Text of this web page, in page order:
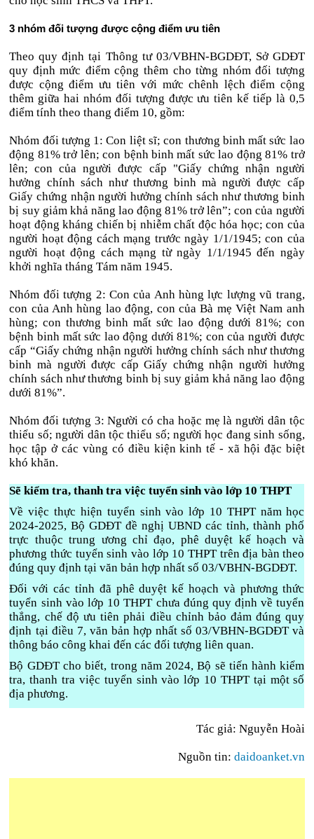
3 nhóm đối tượng được cộng điểm ưu tiên
Theo quy định tại Thông tư 03/VBHN-BGDĐT, Sở GDĐT
quy định mức điểm cộng thêm cho từng nhóm đối tượng
được cộng điểm ưu tiên với mức chênh lệch điểm cộng
thêm giữa hai nhóm đối tượng được ưu tiên kế tiếp là 0,5
điểm tính theo thang điểm 10, gồm:
Nhóm đối tượng 1: Con liệt sĩ; con thương binh mất sức lao
động 81% trở lên; con bệnh binh mất sức lao động 81% trở
lên; con của người được cấp "Giấy chứng nhận người
hưởng chính sách như thương binh mà người được cấp
Giấy chứng nhận người hưởng chính sách như thương binh
bị suy giảm khả năng lao động 81% trở lên”; con của người
hoạt động kháng chiến bị nhiễm chất độc hóa học; con của
người hoạt động cách mạng trước ngày 1/1/1945; con của
người hoạt động cách mạng từ ngày 1/1/1945 đến ngày
khởi nghĩa tháng Tám năm 1945.
Nhóm đối tượng 2: Con của Anh hùng lực lượng vũ trang,
con của Anh hùng lao động, con của Bà mẹ Việt Nam anh
hùng; con thương binh mất sức lao động dưới 81%; con
bệnh binh mất sức lao động dưới 81%; con của người được
cấp “Giấy chứng nhận người hưởng chính sách như thương
binh mà người được cấp Giấy chứng nhận người hưởng
chính sách như thương binh bị suy giảm khả năng lao động
dưới 81%”.
Nhóm đối tượng 3: Người có cha hoặc mẹ là người dân tộc
thiểu số; người dân tộc thiểu số; người học đang sinh sống,
học tập ở các vùng có điều kiện kinh tế - xã hội đặc biệt
khó khăn.
Sẽ kiểm tra, thanh tra việc tuyển sinh vào lớp 10 THPT
Về việc thực hiện tuyển sinh vào lớp 10 THPT năm học
2024-2025, Bộ GDĐT đề nghị UBND các tỉnh, thành phố
trực thuộc trung ương chỉ đạo, phê duyệt kế hoạch và
phương thức tuyển sinh vào lớp 10 THPT trên địa bàn theo
đúng quy định tại văn bản hợp nhất số 03/VBHN-BGDĐT.
Đối với các tỉnh đã phê duyệt kế hoạch và phương thức
tuyển sinh vào lớp 10 THPT chưa đúng quy định về tuyển
thẳng, chế độ ưu tiên phải điều chỉnh bảo đảm đúng quy
định tại điều 7, văn bản hợp nhất số 03/VBHN-BGDĐT và
thông báo công khai đến các đối tượng liên quan.
Bộ GDĐT cho biết, trong năm 2024, Bộ sẽ tiến hành kiểm
tra, thanh tra việc tuyển sinh vào lớp 10 THPT tại một số
địa phương.
Tác giả: Nguyễn Hoài
Nguồn tin: daidoanket.vn